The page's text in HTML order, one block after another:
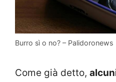
Burro sì o no? – Palidoronews
Come già detto,